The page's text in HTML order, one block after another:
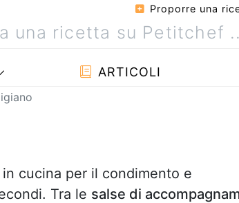
Proporre una
ARTICOLI
cucina per il condimento e
Tra le salse di